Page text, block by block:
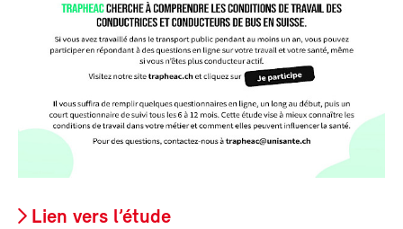
Lien vers l’étude